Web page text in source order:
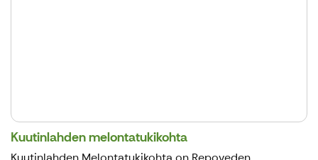
Kuutinlahden melontatukikohta